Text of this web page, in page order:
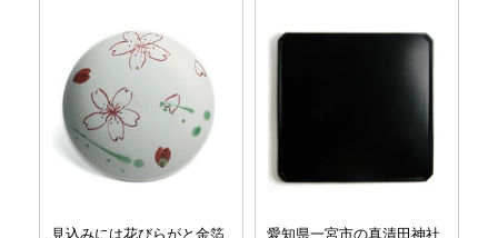
見込みには花びらがと金箔
愛知県一宮市の真清田神社